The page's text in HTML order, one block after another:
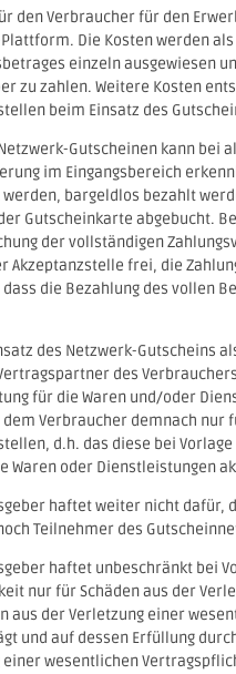
den Verbraucher für den
Die Kosten werden
einzeln ausgewiesen
zu zahlen. Weitere Kosten
beim Einsatz des
Gutscheinen kann bei
im Eingangsbereich
bargeldlos bezahlt
Gutscheinkarte abgebucht.
der vollständigen
Akzeptanzstelle frei, die
die Bezahlung des vollen
des Netzwerk-Gutscheins
des
für die Waren und/oder
dem Verbraucher demnach nur
d.h. das diese bei
Waren oder Dienstleistungen
haftet weiter nicht dafür,
Teilnehmer des
haftet unbeschränkt bei
nur für Schäden aus der
aus der Verletzung einer
und auf dessen Erfüllung
einer wesentlichen